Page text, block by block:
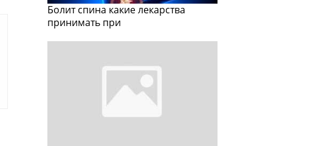
Болит спина какие лекарства
принимать при